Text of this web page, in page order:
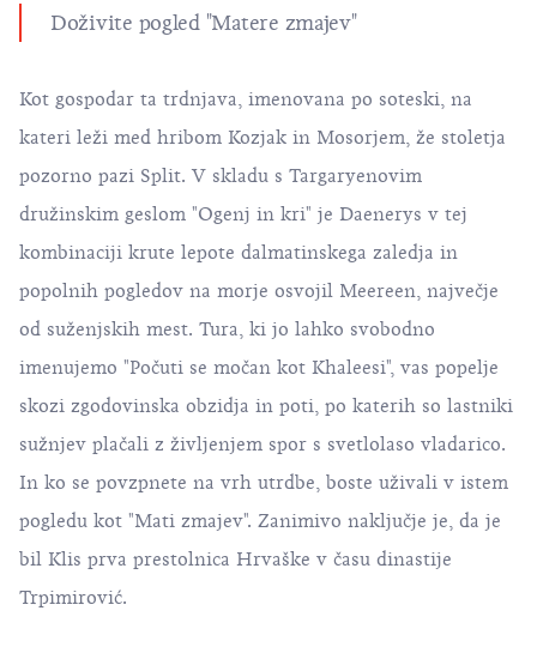
Doživite pogled "Matere zmajev"
Kot gospodar ta trdnjava, imenovana po soteski, na
kateri leži med hribom Kozjak in Mosorjem, že stoletja
pozorno pazi Split. V skladu s Targaryenovim
družinskim geslom "Ogenj in kri" je Daenerys v tej
kombinaciji krute lepote dalmatinskega zaledja in
popolnih pogledov na morje osvojil Meereen, največje
od suženjskih mest. Tura, ki jo lahko svobodno
imenujemo "Počuti se močan kot Khaleesi", vas popelje
skozi zgodovinska obzidja in poti, po katerih so lastniki
sužnjev plačali z življenjem spor s svetlolaso vladarico.
In ko se povzpnete na vrh utrdbe, boste uživali v istem
pogledu kot "Mati zmajev". Zanimivo naključje je, da je
bil Klis prva prestolnica Hrvaške v času dinastije
Trpimirović.